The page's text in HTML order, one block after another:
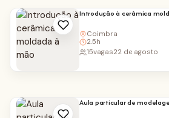
Introdução à cerâmica
Coimbra
2.5h
15vagas22 de agosto
Aula particular de